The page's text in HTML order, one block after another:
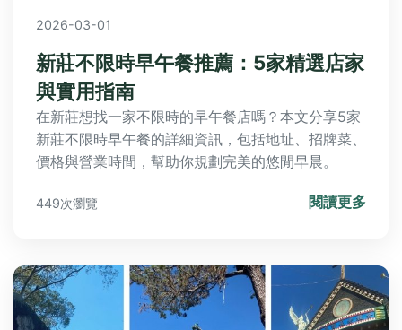
2026-03-01
新莊不限時早午餐推薦：5家精選店家
與實用指南
在新莊想找一家不限時的早午餐店嗎？本文分享5家
新莊不限時早午餐的詳細資訊，包括地址、招牌菜、
價格與營業時間，幫助你規劃完美的悠閒早晨。
449次瀏覽 閱讀更多